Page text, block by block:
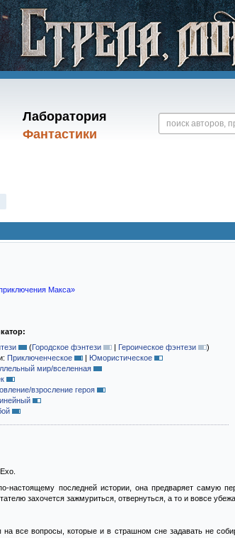
Лаборатория
Фантастики
Макса»
(Городское фэнтези | Героическое фэнтези
)
Приключенческое | Юмористическое
мир/вселенная
взросление героя
настоящему последней истории, она предваряет самую
захочется зажмуриться, отвернуться, а то и вовсе
на все вопросы, которые и в страшном сне задавать не